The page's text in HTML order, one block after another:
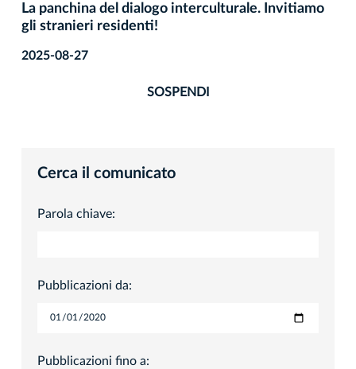
La panchina del dialogo interculturale. Invitiamo
gli stranieri residenti!
2025-08-27
SOSPENDI
Cerca il comunicato
Parola chiave:
Pubblicazioni da:
Pubblicazioni fino a: